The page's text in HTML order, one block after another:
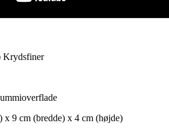
Krydsfiner
9 cm (bredde) x 4 cm (højde)